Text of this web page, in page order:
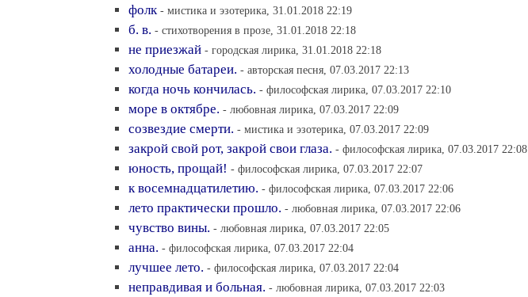
фолк - мистика и эзотерика, 31.01.2018 22:19
б. в. - cтихотворения в прозе, 31.01.2018 22:18
не приезжай - городская лирика, 31.01.2018 22:18
холодные батареи. - авторская песня, 07.03.2017 22:13
когда ночь кончилась. - философская лирика, 07.03.2017 22:10
море в октябре. - любовная лирика, 07.03.2017 22:09
созвездие смерти. - мистика и эзотерика, 07.03.2017 22:09
закрой свой рот, закрой свои глаза. - философская лирика, 07.03.2017 22:08
юность, прощай! - философская лирика, 07.03.2017 22:07
к восемнадцатилетию. - философская лирика, 07.03.2017 22:06
лето практически прошло. - любовная лирика, 07.03.2017 22:06
чувство вины. - любовная лирика, 07.03.2017 22:05
анна. - философская лирика, 07.03.2017 22:04
лучшее лето. - философская лирика, 07.03.2017 22:04
неправдивая и больная. - любовная лирика, 07.03.2017 22:03